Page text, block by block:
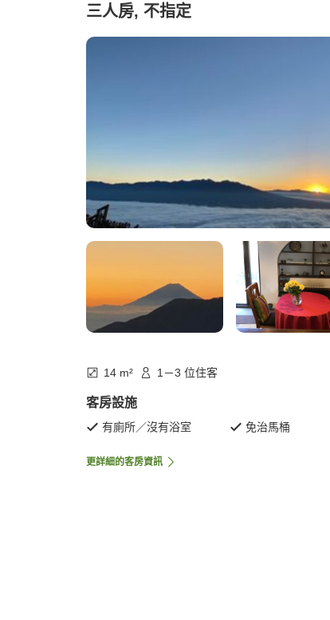
三人房, 不指定
14 m² 1－3 位住客
客房設施
有廁所／沒有浴室 免治馬桶
更詳細的客房資訊